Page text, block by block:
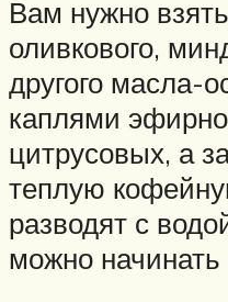
Вам нужно
оливкового,
другого масла-
каплями
цитрусовых, а
теплую
разводят с
можно